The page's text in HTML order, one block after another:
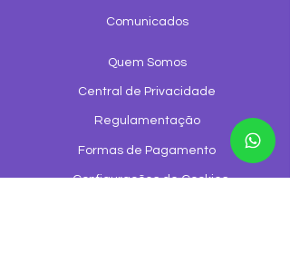
Comunicados
Quem Somos
Central de Privacidade
Regulamentação
Formas de Pagamento
Configurações de Cookies